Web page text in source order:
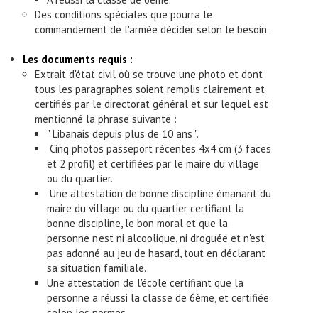
Des conditions spéciales que pourra le
commandement de l'armée décider selon le besoin.
Les documents requis :
Extrait d'état civil où se trouve une photo et dont
tous les paragraphes soient remplis clairement et
certifiés par le directorat général et sur lequel est
mentionné la phrase suivante :
" Libanais depuis plus de 10 ans ".
Cinq photos passeport récentes 4x4 cm (3 faces
et 2 profil) et certifiées par le maire du village
ou du quartier.
Une attestation de bonne discipline émanant du
maire du village ou du quartier certifiant la
bonne discipline, le bon moral et que la
personne n'est ni alcoolique, ni droguée et n'est
pas adonné au jeu de hasard, tout en déclarant
sa situation familiale.
Une attestation de l'école certifiant que la
personne a réussi la classe de 6ème, et certifiée